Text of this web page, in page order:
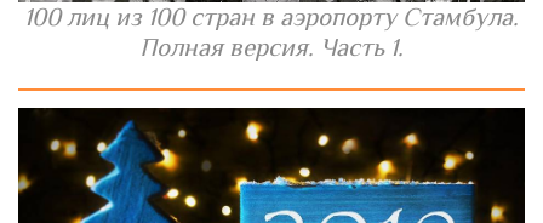
100 лиц из 100 стран в аэропорту Стамбула.
Полная версия. Часть 1.